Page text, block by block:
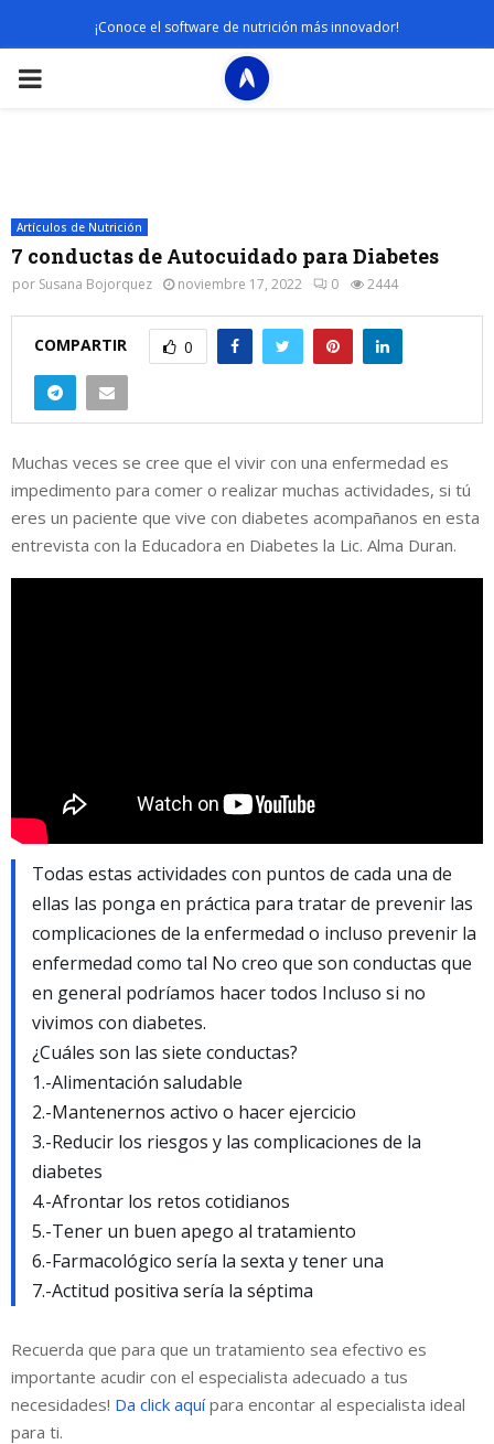
¡Conoce el software de nutrición más innovador!
PRIMARY
Artículos de Nutrición
7 conductas de Autocuidado para Diabetes
por Susana Bojorquez noviembre 17, 2022 0 2444
COMPARTIR 0
Muchas veces se cree que el vivir con una enfermedad es
impedimento para comer o realizar muchas actividades, si tú
eres un paciente que vive con diabetes acompañanos en esta
entrevista con la Educadora en Diabetes la Lic. Alma Duran.
Todas estas actividades con puntos de cada una de
ellas las ponga en práctica para tratar de prevenir las
complicaciones de la enfermedad o incluso prevenir la
enfermedad como tal No creo que son conductas que
en general podríamos hacer todos Incluso si no
vivimos con diabetes.
¿Cuáles son las siete conductas?
1.-Alimentación saludable
2.-Mantenernos activo o hacer ejercicio
3.-Reducir los riesgos y las complicaciones de la
diabetes
4.-Afrontar los retos cotidianos
5.-Tener un buen apego al tratamiento
6.-Farmacológico sería la sexta y tener una
7.-Actitud positiva sería la séptima
Recuerda que para que un tratamiento sea efectivo es
importante acudir con el especialista adecuado a tus
necesidades! Da click aquípara encontar al especialista ideal
para ti.